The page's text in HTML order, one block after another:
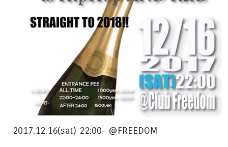
2017.12.16(sat) 22:00- @FREEDOM